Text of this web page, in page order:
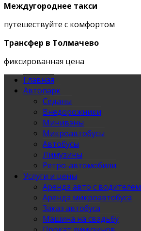
Междугороднее такси
путешествуйте с комфортом
Трансфер в Толмачево
фиксированная цена
Главная
Автопарк
Седаны
Внедорожники
Минивэны
Микроавтобусы
Автобусы
Лимузины
Ретро-автомобили
Услуги и цены
Аренда авто с водителем
Аренда микроавтобуса
Заказ автобуса
Машина на свадьбу